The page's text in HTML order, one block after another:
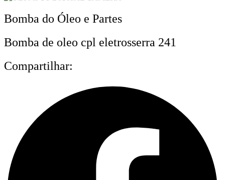
Bomba do Óleo e Partes
Bomba de oleo cpl eletrosserra 241
Compartilhar: